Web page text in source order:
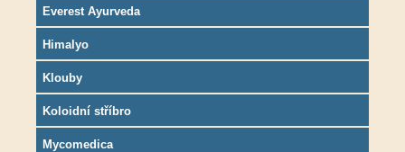
Everest Ayurveda
Himalyo
Klouby
Koloidní stříbro
Mycomedica